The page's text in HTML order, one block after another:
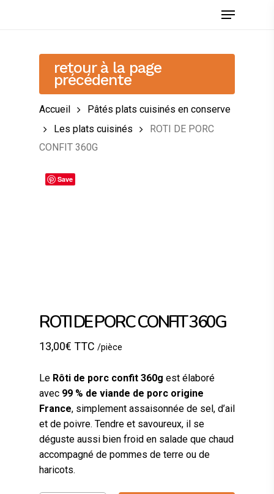
Menu
retour à la page
précédente
Accueil
Pâtés plats cuisinés en conserve
Les plats cuisinés
ROTI DE PORC
CONFIT 360G
Save
ROTI DE PORC CONFIT 360G
13,00€ TTC /pièce
Le Rôti de porc confit 360g est élaboré
avec 99 % de viande de porc origine
France, simplement assaisonnée de sel, d’ail
et de poivre. Tendre et savoureux, il se
déguste aussi bien froid en salade que chaud
accompagné de pommes de terre ou de
haricots.